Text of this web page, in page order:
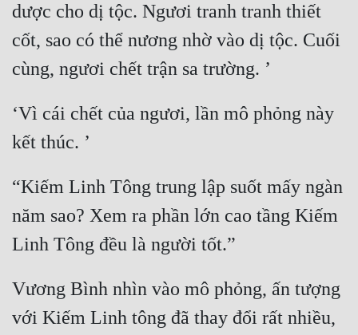
dược cho dị tộc. Ngươi tranh tranh thiết
cốt, sao có thể nương nhờ vào dị tộc. Cuối
‘Vì cái chết của ngươi, lần mô phỏng này
“Kiếm Linh Tông trung lập suốt mấy ngàn
năm sao? Xem ra phần lớn cao tầng Kiếm
Vương Bình nhìn vào mô phỏng, ấn tượng
với Kiếm Linh tông đã thay đổi rất nhiều,